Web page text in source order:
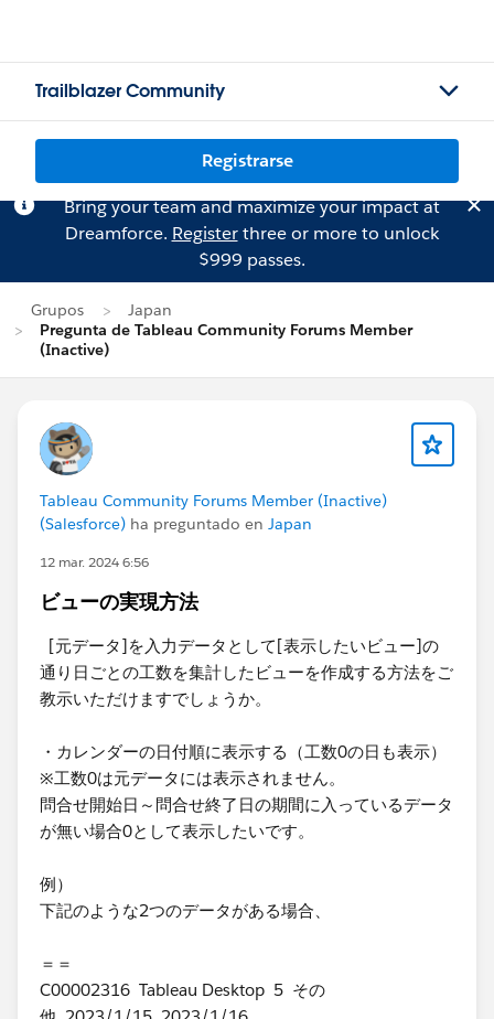
Trailblazer Community
Registrarse
Bring your team and maximize your impact at
Dreamforce. Registerthree or more to unlock
$999 passes.
Grupos
Japan
Pregunta de Tableau Community Forums Member
(Inactive)
Tableau Community Forums Member (Inactive)
(Salesforce) ha preguntado en Japan
12 mar. 2024 6:56
ビューの実現方法
[元データ]を入力データとして[表示したいビュー]の
通り日ごとの工数を集計したビューを作成する方法をご
教示いただけますでしょうか。
・カレンダーの日付順に表示する（工数0の日も表示）
※工数0は元データには表示されません。
問合せ開始日～問合せ終了日の期間に入っているデータ
が無い場合0として表示したいです。
例）
​下記のような2つのデータがある場合、
＝＝
C00002316 Tableau Desktop 5 その